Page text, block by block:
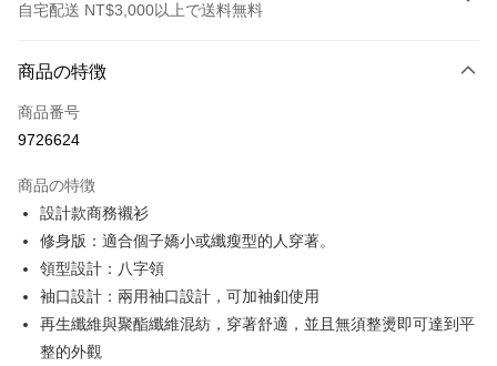
自宅配送 NT$3,000以上で送料無料
クレジットカード1回払い
クレジットカード分割払い
合作金庫商業銀行
華南商業銀行
上海商業儲蓄銀行
台北富邦商業銀行
国泰世華商業銀行
台湾中小企業銀行
台中商業銀行
聯邦商業銀行
遠東国際商業銀行
元大商業銀行
6回払い、金利0、毎回
華南商業銀行
彰化商業銀行
上海商業儲蓄銀行
国泰世華商業銀行
兆豐國際商業銀行
台湾中小企業銀行
台中商業銀行
HSBC(台湾)商業銀行
LINE Pay
Apple Pay
JKOPAY
Easy Wallet
商品の特徴
商品番号
9726624
商品の特徴
設計款商務襯衫
修身版：適合個子嬌小或纖瘦型的人穿著。
領型設計：八字領
袖口設計：兩用袖口設計，可加袖釦使用
再生纖維與聚酯纖維混紡，穿著舒適，並且無須整燙即可達到平
整的外觀